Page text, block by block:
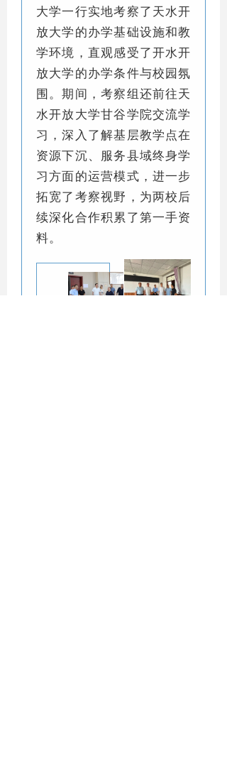
大学一行实地考察了天水开
放大学的办学基础设施和教
学环境，直观感受了开水开
放大学的办学条件与校园氛
围。期间，考察组还前往天
水开放大学甘谷学院交流学
习，深入了解基层教学点在
资源下沉、服务县域终身学
习方面的运营模式，进一步
拓宽了考察视野，为两校后
续深化合作积累了第一手资
料。